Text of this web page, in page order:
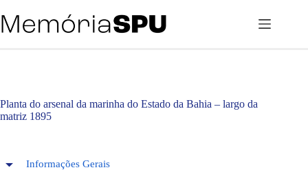
para
o
Planta do arsenal da marinha do Estado da Bahia – largo da
matriz 1895
Informações Gerais